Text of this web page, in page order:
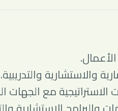
والاستشارية والتدريبية.
الاستراتيجية مع الجهات